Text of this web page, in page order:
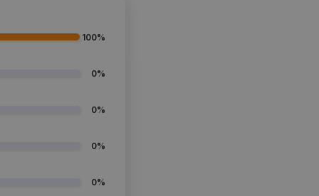
100%
0%
0%
0%
0%